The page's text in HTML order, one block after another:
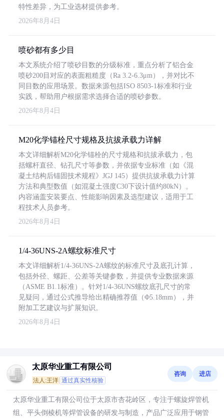
特性差异，为工业选材提供参考。
2026年8月4日
喷砂都有多少目
本文系统介绍了喷砂目数的分级标准，重点分析了铝合金
喷砂200目对应的表面粗糙度（Ra 3.2-6.3μm），并对比不
同目数的应用场景。数据来源包括ISO 8503-1标准和行业
实践，帮助用户根据需求选择合适的喷砂参数。
2026年8月4日
M20化学锚栓尺寸规格及抗拔承载力详解
本文详细解析M20化学锚栓的尺寸规格和抗拔承载力，包
括螺杆直径、钻孔尺寸等参数，并依据专业标准（如《混
凝土结构后锚固技术规程》JGJ 145）提供抗拔承载力计算
方法和典型数值（如混凝土强度C30下设计值约80kN）。
内容涵盖安装要点、性能影响因素及选型建议，适用于工
程技术人员参考。
2026年8月4日
1/4-36UNS-2A螺纹标准尺寸
本文详细解析1/4-36UNS-2A螺纹的标准尺寸及底孔计算，
包括外径、螺距、公差等关键参数，并提供专业数据来源
（ASME B1.1标准）。针对1/4-36UNS螺纹底孔尺寸的常
见疑问，通过公式推导给出精确推荐值（Φ5.18mm），并
附加工艺建议与扩展知识。
2026年8月4日
太原华业重工有限公司
法人:王洋 通过真实性核验
咨询 进店
太原华业重工有限公司位于太原市杏花岭区，专注于螺旋焊管机
组、平头倒棱机等焊管设备的研发与制造，产品广泛应用于钢管